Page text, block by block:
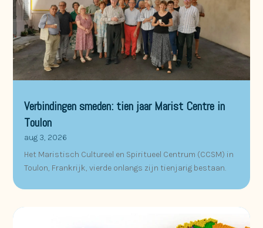
Verbindingen smeden: tien jaar Marist Centre in
Toulon
aug 3, 2026
Het Maristisch Cultureel en Spiritueel Centrum (CCSM) in
Toulon, Frankrijk, vierde onlangs zijn tienjarig bestaan.